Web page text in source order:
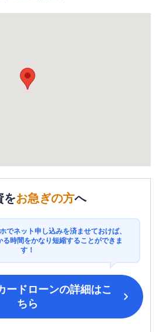
をお急ぎの方へ
でネット申し込みを済ませておけば、
る時間をかなり短縮することができま
す！
ードローンの詳細はこ
ちら